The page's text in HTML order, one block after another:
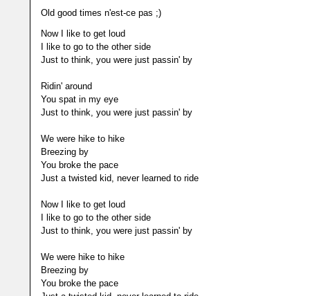
Old good times n'est-ce pas ;)
Now I like to get loud
I like to go to the other side
Just to think, you were just passin' by
Ridin' around
You spat in my eye
Just to think, you were just passin' by
We were hike to hike
Breezing by
You broke the pace
Just a twisted kid, never learned to ride
Now I like to get loud
I like to go to the other side
Just to think, you were just passin' by
We were hike to hike
Breezing by
You broke the pace